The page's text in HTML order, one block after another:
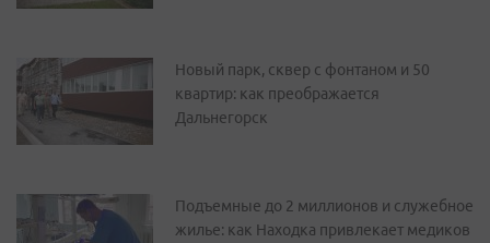
Новый парк, сквер с фонтаном и 50
квартир: как преображается
Дальнегорск
Подъемные до 2 миллионов и служебное
жилье: как Находка привлекает медиков